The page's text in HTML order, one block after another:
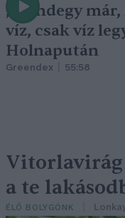
„Mindegy
víz, csak víz
Holnapután
Greendex 55:58
Vitorlavirág
a te
ÉLŐ BOLYGÓNK